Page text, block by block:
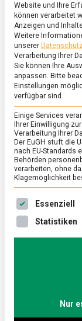
ERNÄHRUNG &
Die
Mahlzeit,
16. Dezember
Aus eigenen
geblieben ist
Erbsensuppe.
Website und Ihre
können verarbeitet
Anzeigen und
Weitere
unserer
Verarbeitung Ihrer
Sie können Ihre
anpassen. Bitte
Einstellungen
verfügbar sind.
Einige Services
Ihrer Einwilligung
Verarbeitung Ihrer
Der EuGH stuft die
nach EU-Standards
Behörden
verarbeiten, ohne
Klagemöglichkeit
Es folgt eine
Essenziell
Statistiken
Nur